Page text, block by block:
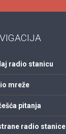
radio stanicu
mreže
pitanja
radio stanice